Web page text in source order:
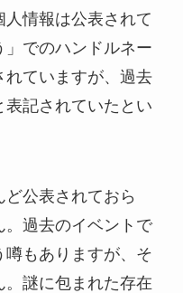
情報は公表されて
でのハンドルネー
れていますが、過去
記されていたとい
公表されておら
過去のイベントで
もありますが、そ
謎に包まれた存在